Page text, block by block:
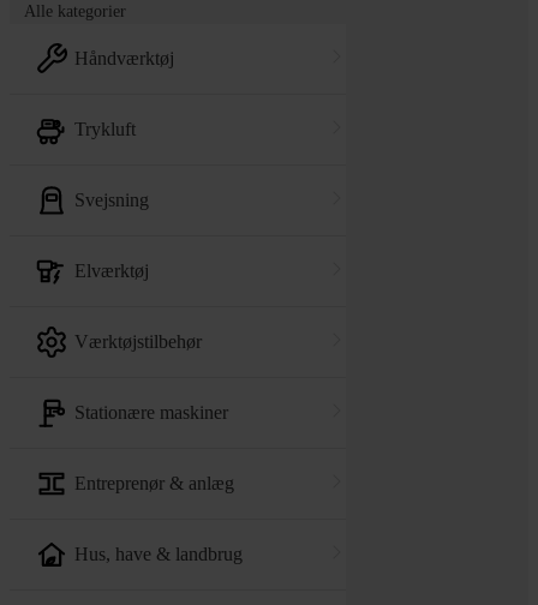
Alle kategorier
håndværktøj
trykluft
svejsning
elværktøj
værktøjstilbehør
stationære maskiner
entreprenør & anlæg
hus, have & landbrug